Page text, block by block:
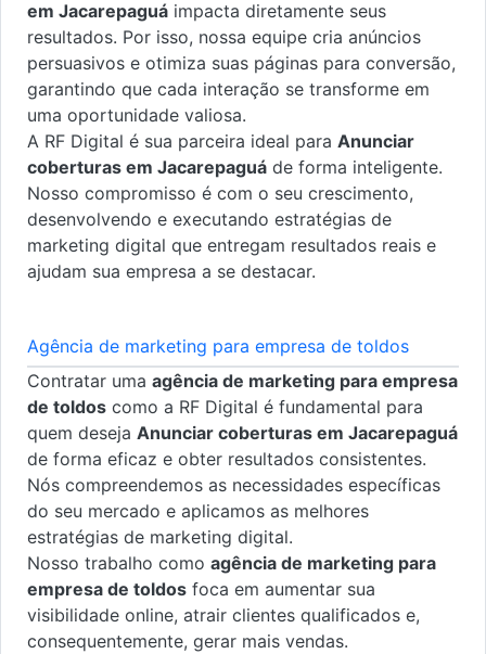
em Jacarepaguá impacta diretamente seus
resultados. Por isso, nossa equipe cria anúncios
persuasivos e otimiza suas páginas para conversão,
garantindo que cada interação se transforme em
uma oportunidade valiosa.
A RF Digital é sua parceira ideal para Anunciar
coberturas em Jacarepaguá de forma inteligente.
Nosso compromisso é com o seu crescimento,
desenvolvendo e executando estratégias de
marketing digital que entregam resultados reais e
ajudam sua empresa a se destacar.
Agência de marketing para empresa de toldos
Contratar uma agência de marketing para empresa
de toldos como a RF Digital é fundamental para
quem deseja Anunciar coberturas em Jacarepaguá
de forma eficaz e obter resultados consistentes.
Nós compreendemos as necessidades específicas
do seu mercado e aplicamos as melhores
estratégias de marketing digital.
Nosso trabalho como agência de marketing para
empresa de toldos foca em aumentar sua
visibilidade online, atrair clientes qualificados e,
consequentemente, gerar mais vendas.